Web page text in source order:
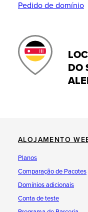
Pedido de domínio
DO
ALOJAMENTO
Planos
Comparação de Pacotes
Domínios adicionais
Conta de teste